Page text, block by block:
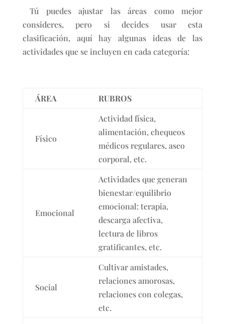
Tú puedes ajustar las áreas como mejor
consideres, pero si decides usar esta
clasificación, aquí hay algunas ideas de las
actividades que se incluyen en cada categoría:
ÁREA RUBROS
Físico
Actividad física,
alimentación, chequeos
médicos regulares, aseo
corporal, etc.
Emocional
Actividades que generan
bienestar/equilibrio
emocional: terapia,
descarga afectiva,
lectura de libros
gratificantes, etc.
Social
Cultivar amistades,
relaciones amorosas,
relaciones con colegas,
etc.